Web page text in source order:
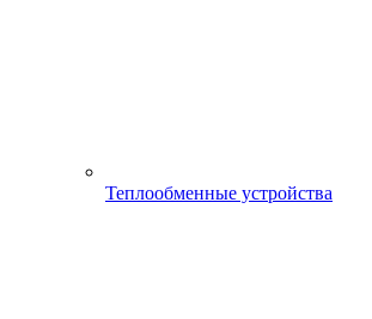
Теплообменные устройства